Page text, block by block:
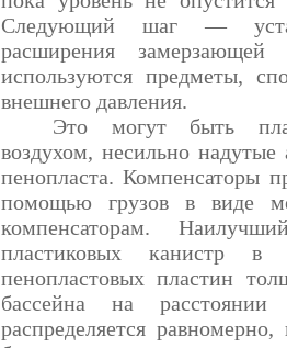
Следующий шаг —
расширения
используются предметы,
внешнего давления.
Это могут быть
воздухом, несильно
пенопласта. Компенсаторы
помощью грузов в виде
компенсаторам.
пластиковых канистр в
пенопластовых пластин
бассейна на
распределяется